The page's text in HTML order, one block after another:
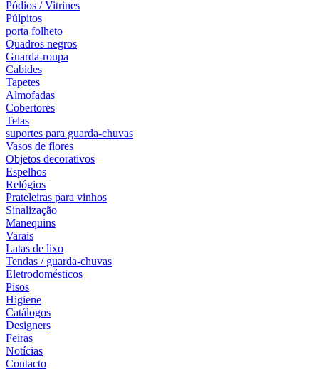
Pódios / Vitrines
Púlpitos
porta folheto
Quadros negros
Guarda-roupa
Cabides
Tapetes
Almofadas
Cobertores
Telas
suportes para guarda-chuvas
Vasos de flores
Objetos decorativos
Espelhos
Relógios
Prateleiras para vinhos
Sinalização
Manequins
Varais
Latas de lixo
Tendas / guarda-chuvas
Eletrodomésticos
Pisos
Higiene
Catálogos
Designers
Feiras
Notícias
Contacto